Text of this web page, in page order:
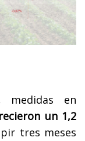
medidas en
un 1,2
tres meses